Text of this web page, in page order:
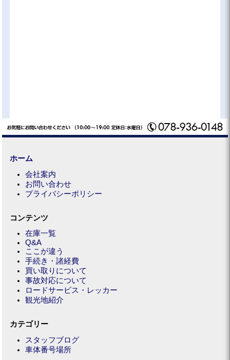
ホーム
会社案内
お問い合わせ
プライバシーポリシー
コンテンツ
在庫一覧
Q&A
ここが違う
手続き・諸経費
買い取りについて
事故対応について
ロードサービス・レッカー
観光地紹介
カテゴリー
スタッフブログ
車体番号場所